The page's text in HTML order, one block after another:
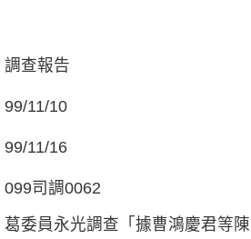
調查報告
99/11/10
99/11/16
099司調0062
葛委員永光調查「據曹鴻慶君等